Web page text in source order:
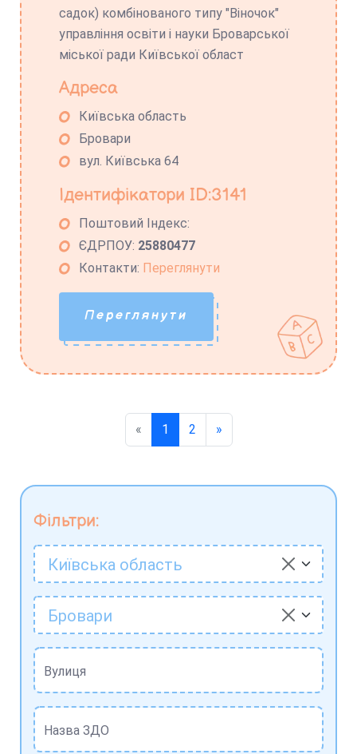
Фільтри:
Київська область
Бровари
Вулиця
Назва ЗДО
садок) комбінованого типу "Віночок"
управління освіти і науки Броварської
міської ради Київської област
Адреса
Київська область
Бровари
вул. Київська 64
Ідентифікатори ID:3141
Поштовий Індекс:
ЄДРПОУ: 25880477
Контакти: Переглянути
Переглянути
« 1 2 »